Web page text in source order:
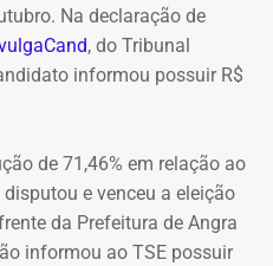
Na declaração de
, do Tribunal
informou possuir R$
de 71,46% em relação ao
e venceu a eleição
da Prefeitura de Angra
informou ao TSE possuir